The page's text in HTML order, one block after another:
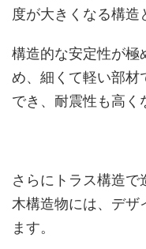
度が大きくなる構造
構造的な安定性が極
め、細くて軽い部材
でき、耐震性も高く
さらにトラス構造
木構造物には、デザ
ます。